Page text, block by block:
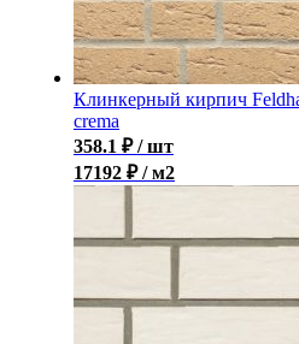
Клинкерный кирпич
crema
358.1 ₽ / шт
17192 ₽ / м2